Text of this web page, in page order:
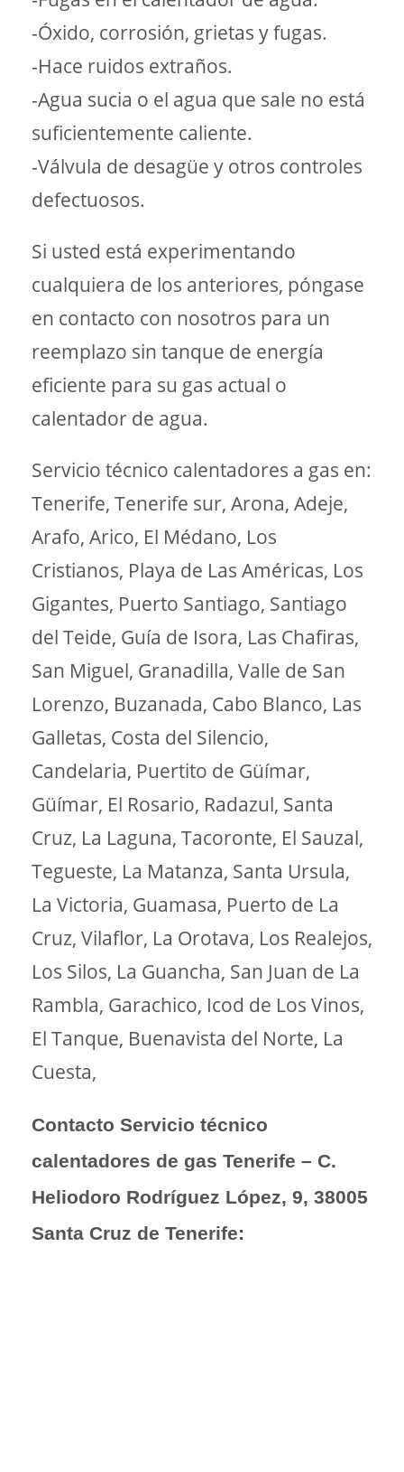
-Óxido, corrosión, grietas y fugas.
-Hace ruidos extraños.
-Agua sucia o el agua que sale no está
suficientemente caliente.
-Válvula de desagüe y otros controles
defectuosos.
Si usted está experimentando
cualquiera de los anteriores, póngase
en contacto con nosotros para un
reemplazo sin tanque de energía
eficiente para su gas actual o
calentador de agua.
Servicio técnico calentadores a gas en:
Tenerife, Tenerife sur, Arona, Adeje,
Arafo, Arico, El Médano, Los
Cristianos, Playa de Las Américas, Los
Gigantes, Puerto Santiago, Santiago
del Teide, Guía de Isora, Las Chafiras,
San Miguel, Granadilla, Valle de San
Lorenzo, Buzanada, Cabo Blanco, Las
Galletas, Costa del Silencio,
Candelaria, Puertito de Güímar,
Güímar, El Rosario, Radazul, Santa
Cruz, La Laguna, Tacoronte, El Sauzal,
Tegueste, La Matanza, Santa Ursula,
La Victoria, Guamasa, Puerto de La
Cruz, Vilaflor, La Orotava, Los Realejos,
Los Silos, La Guancha, San Juan de La
Rambla, Garachico, Icod de Los Vinos,
El Tanque, Buenavista del Norte, La
Cuesta,
Contacto Servicio técnico
calentadores de gas Tenerife – C.
Heliodoro Rodríguez López, 9, 38005
Santa Cruz de Tenerife: